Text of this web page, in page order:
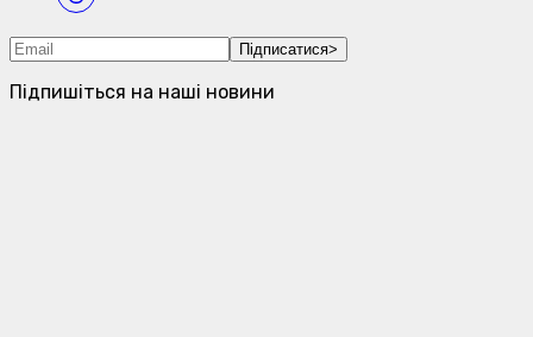
Підписатися>
Підпишіться на наші новини